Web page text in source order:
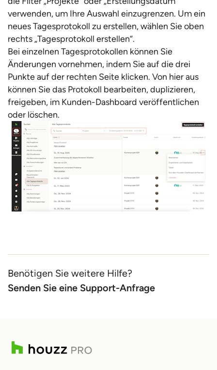
verwenden, um Ihre Auswahl einzugrenzen. Um ein
neues Tagesprotokoll zu erstellen, wählen Sie oben
rechts „Tagesprotokoll erstellen“.
Bei einzelnen Tagesprotokollen können Sie
Änderungen vornehmen, indem Sie auf die drei
Punkte auf der rechten Seite klicken. Von hier aus
können Sie das Protokoll bearbeiten, duplizieren,
freigeben, im Kunden-Dashboard veröffentlichen
oder löschen.
Benötigen Sie weitere Hilfe?
Senden Sie eine Support-Anfrage